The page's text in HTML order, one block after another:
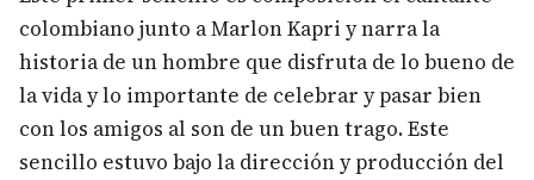
colombiano junto a Marlon Kapri y narra la
historia de un hombre que disfruta de lo bueno de
la vida y lo importante de celebrar y pasar bien
con los amigos al son de un buen trago. Este
sencillo estuvo bajo la dirección y producción del